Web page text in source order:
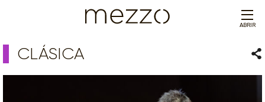
ABRIR
CLÁSICA